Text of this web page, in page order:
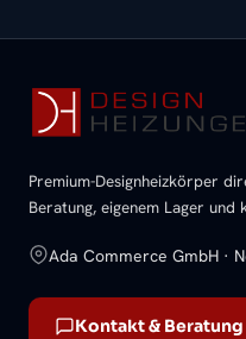
Premium-Designheizkörper
Beratung, eigenem Lager und
Ada Commerce GmbH ·
Kontakt & Beratung